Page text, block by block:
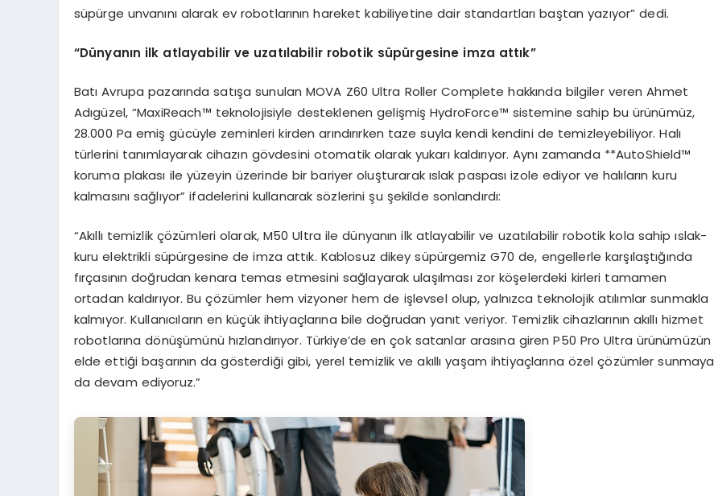
süpürge unvanını alarak ev robotlarının hareket kabiliyetine dair standartları baştan yazıyor” dedi.
“Dünyanın ilk atlayabilir ve uzatılabilir robotik süpürgesine imza attık”
Batı Avrupa pazarında satışa sunulan MOVA Z60 Ultra Roller Complete hakkında bilgiler veren Ahmet
Adıgüzel, “MaxiReach™ teknolojisiyle desteklenen gelişmiş HydroForce™ sistemine sahip bu ürünümüz,
28.000 Pa emiş gücüyle zeminleri kirden arındırırken taze suyla kendi kendini de temizleyebiliyor. Halı
türlerini tanımlayarak cihazın gövdesini otomatik olarak yukarı kaldırıyor. Aynı zamanda **AutoShield™
koruma plakası ile yüzeyin üzerinde bir bariyer oluşturarak ıslak paspası izole ediyor ve halıların kuru
kalmasını sağlıyor” ifadelerini kullanarak sözlerini şu şekilde sonlandırdı:
“Akıllı temizlik çözümleri olarak, M50 Ultra ile dünyanın ilk atlayabilir ve uzatılabilir robotik kola sahip ıslak-
kuru elektrikli süpürgesine de imza attık. Kablosuz dikey süpürgemiz G70 de, engellerle karşılaştığında
fırçasının doğrudan kenara temas etmesini sağlayarak ulaşılması zor köşelerdeki kirleri tamamen
ortadan kaldırıyor. Bu çözümler hem vizyoner hem de işlevsel olup, yalnızca teknolojik atılımlar sunmakla
kalmıyor. Kullanıcıların en küçük ihtiyaçlarına bile doğrudan yanıt veriyor. Temizlik cihazlarının akıllı hizmet
robotlarına dönüşümünü hızlandırıyor. Türkiye’de en çok satanlar arasına giren P50 Pro Ultra ürünümüzün
elde ettiği başarının da gösterdiği gibi, yerel temizlik ve akıllı yaşam ihtiyaçlarına özel çözümler sunmaya
da devam ediyoruz.”